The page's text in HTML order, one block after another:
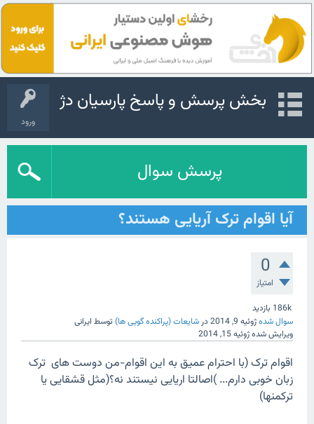
ورود
بخش پرسش و پاسخ پارسیان دژ
پرسش سوال
آیا اقوام ترک آریایی هستند؟
0
امتیاز
186k بازدید
سوال شدهژوئیه 9, 2014 در شایعات (پراکنده گویی ها) توسط ایرانی
ویرایش شدهژوئیه 15, 2014
اقوام ترک (با احترام عمیق به این اقوام-من دوست های ترک
زبان خوبی دارم... )اصالتا اریایی نیستند نه؟(مثل قشقایی یا
ترکمنها)